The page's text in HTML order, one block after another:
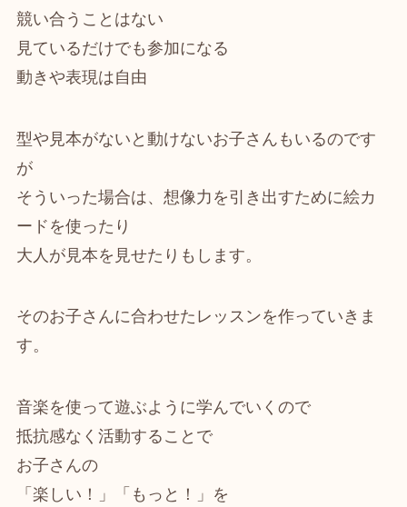
競い合うことはない
見ているだけでも参加になる
動きや表現は自由
型や見本がないと動けないお子さんもいるのです
が
そういった場合は、想像力を引き出すために絵カ
ードを使ったり
大人が見本を見せたりもします。
そのお子さんに合わせたレッスンを作っていきま
す。
音楽を使って遊ぶように学んでいくので
抵抗感なく活動することで
お子さんの
「楽しい！」「もっと！」を